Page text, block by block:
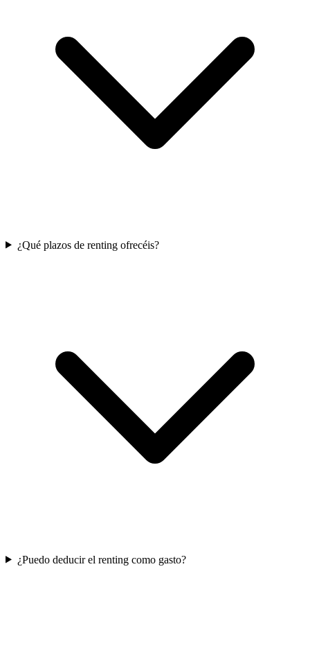
¿Qué plazos de renting ofrecéis?
¿Puedo deducir el renting como gasto?